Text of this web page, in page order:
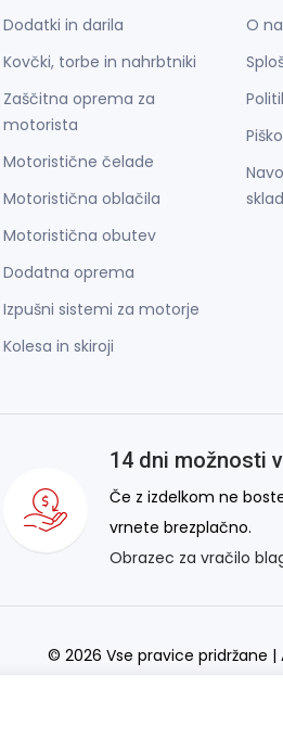
Dodatki in darila
Kovčki, torbe in nahrbtniki
Zaščitna oprema za
motorista
Motoristične čelade
Motoristična oblačila
Motoristična obutev
Dodatna oprema
Izpušni sistemi za motorje
Kolesa in skiroji
O
14 dni možnosti
Če z izdelkom ne
vrnete brezplačno.
Obrazec za vračilo
© 2026 Vse pravice pridržane |